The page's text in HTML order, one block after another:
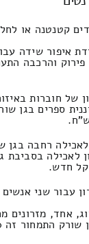
קטנטנה או
איפור שידה
של חוברות
ספרים בגן
רחבה בגן
לאכילה בסביבת
עבור שני אנשים
אחד, מזרונים